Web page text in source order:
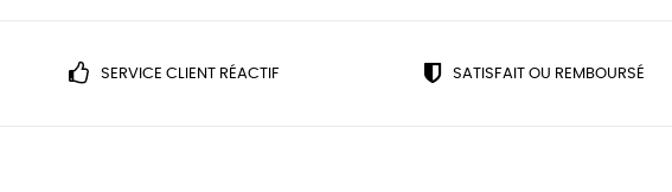
SERVICE CLIENT RÉACTIF SATISFAIT OU REMBOURSÉ